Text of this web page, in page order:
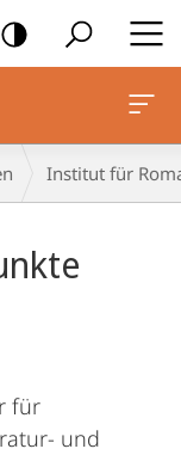
Institut für
für
und